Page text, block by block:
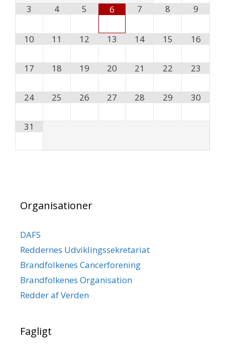
3 4 5 6 7 8 9
10 11 12 13 14 15 16
17 18 19 20 21 22 23
24 25 26 27 28 29 30
31
Organisationer
DAFS
Reddernes Udviklingssekretariat
Brandfolkenes Cancerforening
Brandfolkenes Organisation
Redder af Verden
Fagligt